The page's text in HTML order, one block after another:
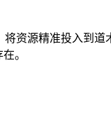
资源精准投入到道
。